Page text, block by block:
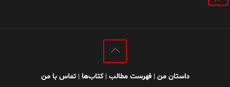
داستان من |فهرست مطالب |کتاب‌ها |تماس با من